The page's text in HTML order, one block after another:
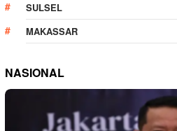
SULSEL
MAKASSAR
NASIONAL